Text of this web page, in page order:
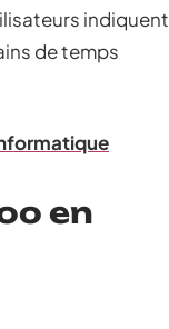
indiquent
de temps
en